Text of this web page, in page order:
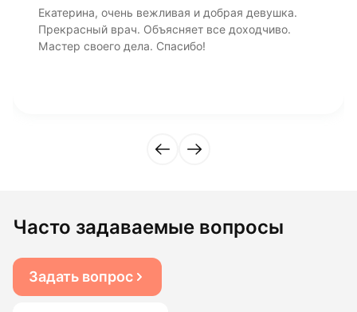
Екатерина, очень вежливая и добрая девушка.
Прекрасный врач. Объясняет все доходчиво.
Мастер своего дела. Спасибо!
Часто задаваемые вопросы
Задать вопрос